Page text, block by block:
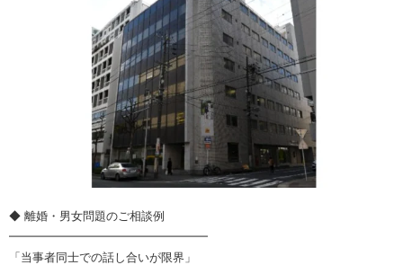
◆ 離婚・男女問題のご相談例
━━━━━━━━━━━━━━━━━
「当事者同士での話し合いが限界」